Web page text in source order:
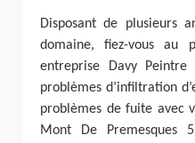
Disposant de plusieurs
domaine, fiez-vous au
entreprise Davy
problèmes d’infiltration
problèmes de fuite avec
Mont De Premesques